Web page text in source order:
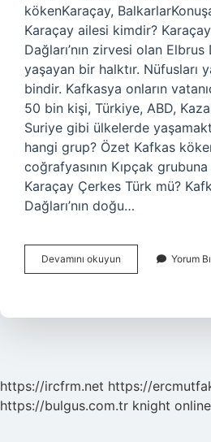
kökenKaraçay,
Karaçay ailesi kimdir?
Dağları’nın zirvesi olan
yaşayan bir halktır. Nüfusları
bindir. Kafkasya onların
50 bin kişi, Türkiye, ABD,
Suriye gibi ülkelerde
hangi grup? Özet Kafkas
coğrafyasının Kıpçak
Karaçay Çerkes Türk mü?
Dağları’nın doğu…
Devamını okuyun Karaçay
Türkü
Yorum
https://ircfrm.net https://
https://bulgus.com.tr knight online